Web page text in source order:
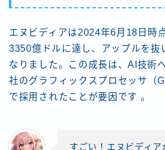
エヌビディアは2024年6月18日時
3350億ドルに達し、アップルを抜
なりました。この成長は、AI技術
社のグラフィックスプロセッサ（
で採用されたことが要因です​ 。
すごい！エヌビディア